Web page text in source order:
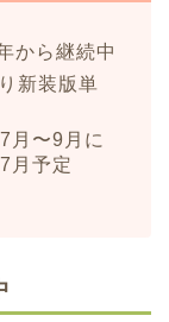
から継続中
新装版単
月〜9月に
月予定